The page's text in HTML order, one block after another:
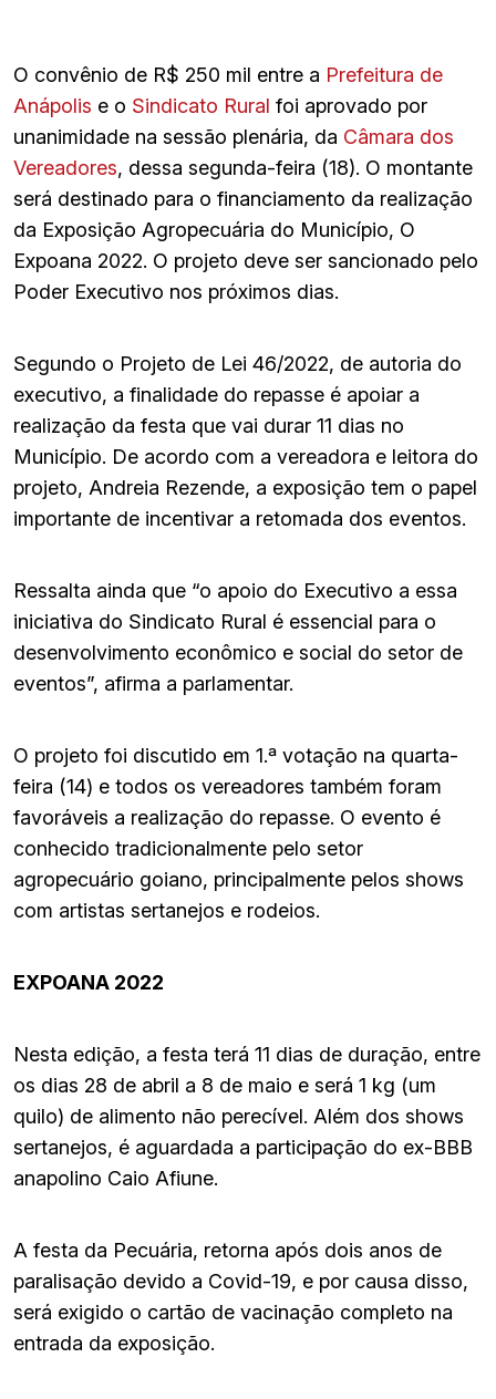
O convênio de R$ 250 mil entre a Prefeitura de
Anápolis e o Sindicato Rural foi aprovado por
unanimidade na sessão plenária, da Câmara dos
Vereadores, dessa segunda-feira (18). O montante
será destinado para o financiamento da realização
da Exposição Agropecuária do Município, O
Expoana 2022. O projeto deve ser sancionado pelo
Poder Executivo nos próximos dias.
Segundo o Projeto de Lei 46/2022, de autoria do
executivo, a finalidade do repasse é apoiar a
realização da festa que vai durar 11 dias no
Município. De acordo com a vereadora e leitora do
projeto, Andreia Rezende, a exposição tem o papel
importante de incentivar a retomada dos eventos.
Ressalta ainda que “o apoio do Executivo a essa
iniciativa do Sindicato Rural é essencial para o
desenvolvimento econômico e social do setor de
eventos”, afirma a parlamentar.
O projeto foi discutido em 1.ª votação na quarta-
feira (14) e todos os vereadores também foram
favoráveis a realização do repasse. O evento é
conhecido tradicionalmente pelo setor
agropecuário goiano, principalmente pelos shows
com artistas sertanejos e rodeios.
EXPOANA 2022
Nesta edição, a festa terá 11 dias de duração, entre
os dias 28 de abril a 8 de maio e será 1 kg (um
quilo) de alimento não perecível. Além dos shows
sertanejos, é aguardada a participação do ex-BBB
anapolino Caio Afiune.
A festa da Pecuária, retorna após dois anos de
paralisação devido a Covid-19, e por causa disso,
será exigido o cartão de vacinação completo na
entrada da exposição.